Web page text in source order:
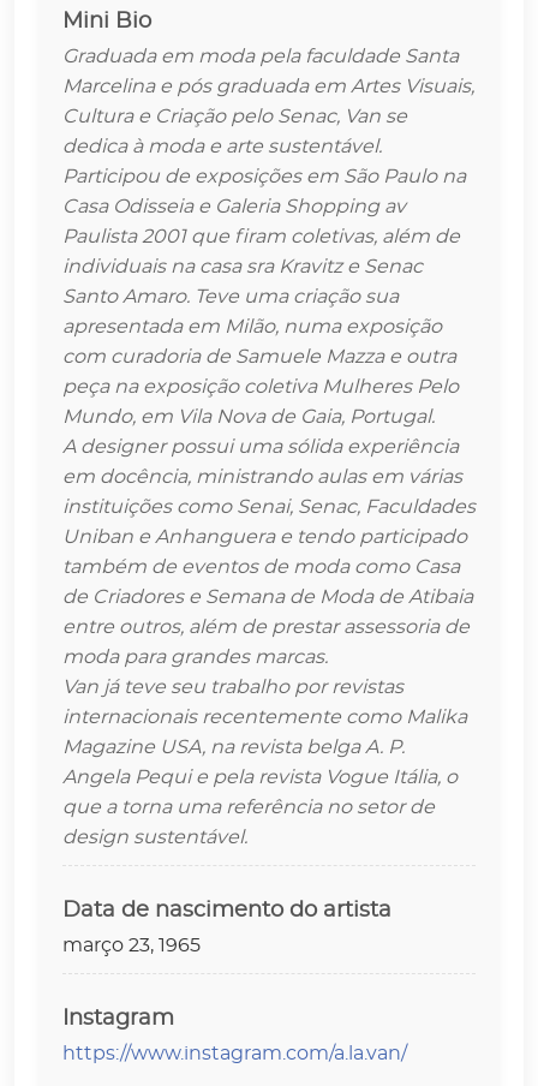
Mini Bio
Graduada em moda pela faculdade Santa
Marcelina e pós graduada em Artes Visuais,
Cultura e Criação pelo Senac, Van se
dedica à moda e arte sustentável.
Participou de exposições em São Paulo na
Casa Odisseia e Galeria Shopping av
Paulista 2001 que firam coletivas, além de
individuais na casa sra Kravitz e Senac
Santo Amaro. Teve uma criação sua
apresentada em Milão, numa exposição
com curadoria de Samuele Mazza e outra
peça na exposição coletiva Mulheres Pelo
Mundo, em Vila Nova de Gaia, Portugal.
A designer possui uma sólida experiência
em docência, ministrando aulas em várias
instituições como Senai, Senac, Faculdades
Uniban e Anhanguera e tendo participado
também de eventos de moda como Casa
de Criadores e Semana de Moda de Atibaia
entre outros, além de prestar assessoria de
moda para grandes marcas.
Van já teve seu trabalho por revistas
internacionais recentemente como Malika
Magazine USA, na revista belga A. P.
Angela Pequi e pela revista Vogue Itália, o
que a torna uma referência no setor de
design sustentável.
Data de nascimento do artista
março 23, 1965
Instagram
https://www.instagram.com/a.la.van/